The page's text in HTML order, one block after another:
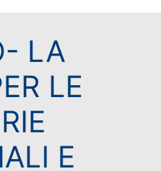
LA
LE
E